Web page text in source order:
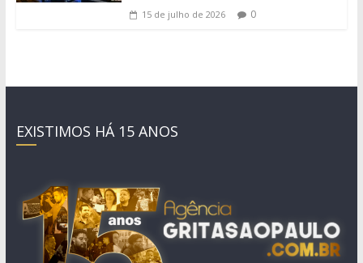
15 de julho de 2026 0
EXISTIMOS HÁ 15 ANOS